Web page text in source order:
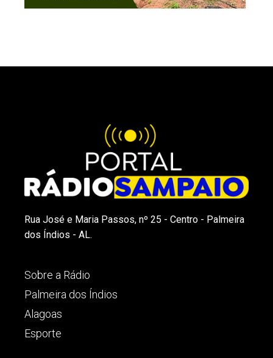
Rua José e Maria Passos, nº 25 - Centro - Palmeira
dos Índios - AL.
Sobre a Rádio
Palmeira dos Índios
Alagoas
Esporte